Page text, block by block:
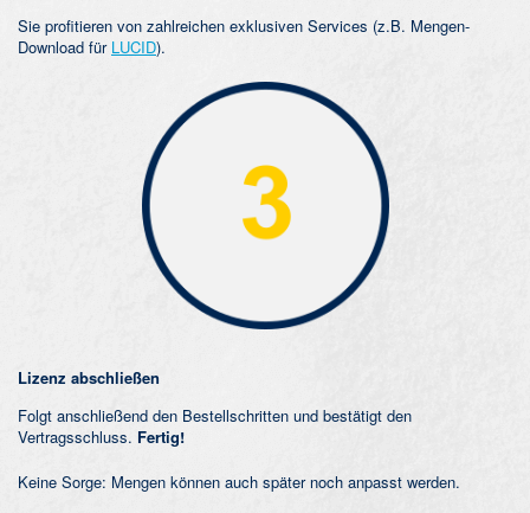
Sie profitieren von zahlreichen exklusiven Services (z.B. Mengen-
Download für LUCID).
Lizenz abschließen
Folgt anschließend den Bestellschritten und bestätigt den
Vertragsschluss. Fertig!
Keine Sorge: Mengen können auch später noch anpasst werden.